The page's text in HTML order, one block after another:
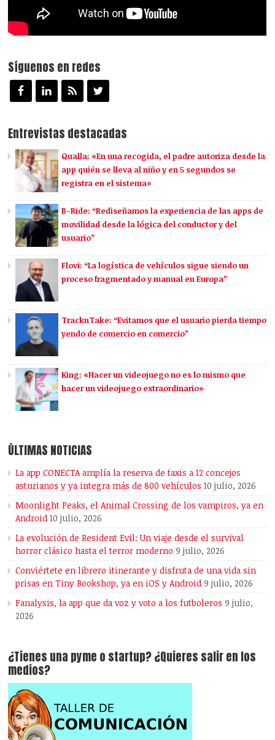
Síguenos en redes
Entrevistas destacadas
Qualla: «En una recogida, el padre autoriza desde la
app quién se lleva al niño y en 5 segundos se
registra en el sistema»
B-Ride: “Rediseñamos la experiencia de las apps de
movilidad desde la lógica del conductor y del
usuario”
Flovi: “La logística de vehículos sigue siendo un
proceso fragmentado y manual en Europa”
TracknTake: “Evitamos que el usuario pierda tiempo
yendo de comercio en comercio”
King: «Hacer un videojuego no es lo mismo que
hacer un videojuego extraordinario»
ÚLTIMAS NOTICIAS
La app CONECTA amplía la reserva de taxis a 12 concejos
asturianos y ya integra más de 800 vehículos 10 julio, 2026
Moonlight Peaks, el Animal Crossing de los vampiros, ya en
Android 10 julio, 2026
La evolución de Resident Evil: Un viaje desde el survival
horror clásico hasta el terror moderno 9 julio, 2026
Conviértete en librero itinerante y disfruta de una vida sin
prisas en Tiny Bookshop, ya en iOS y Android 9 julio, 2026
Fanalysis, la app que da voz y voto a los futboleros 9 julio,
2026
¿Tienes una pyme o startup? ¿Quieres salir en los
medios?